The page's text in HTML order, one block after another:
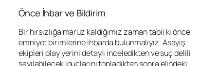
Önce İhbar ve Bildirim
Bir hırsızlığa maruz kaldığımız zaman tabii ki önce
emniyet birimlerine ihbarda bulunmalıyız. Asayiş
ekipleri olay yerini detaylı inceledikten ve suç delili
sayılabilecek ipuçlarını topladıktan sonra elindeki